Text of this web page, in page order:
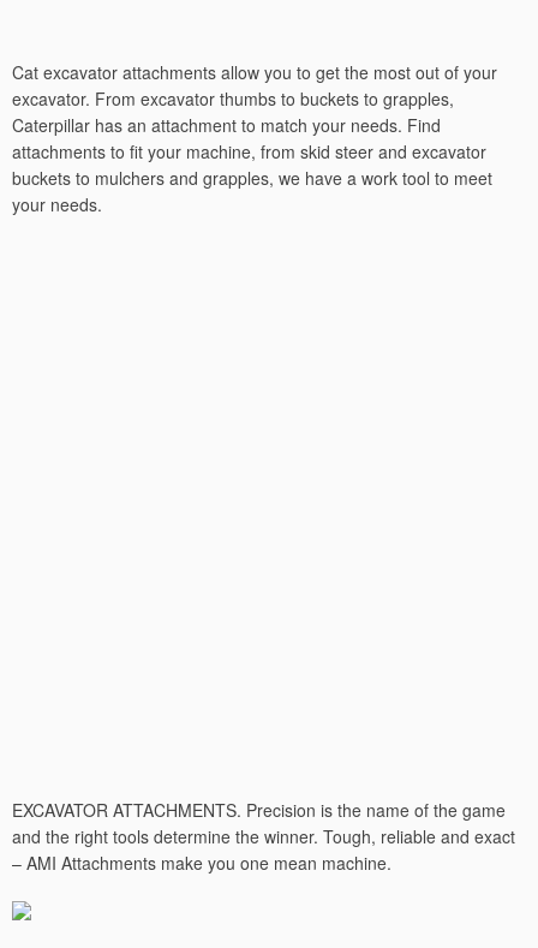
Cat excavator attachments allow you to get the most out of your
excavator. From excavator thumbs to buckets to grapples,
Caterpillar has an attachment to match your needs. Find
attachments to fit your machine, from skid steer and excavator
buckets to mulchers and grapples, we have a work tool to meet
your needs.
EXCAVATOR ATTACHMENTS. Precision is the name of the game
and the right tools determine the winner. Tough, reliable and exact
– AMI Attachments make you one mean machine.